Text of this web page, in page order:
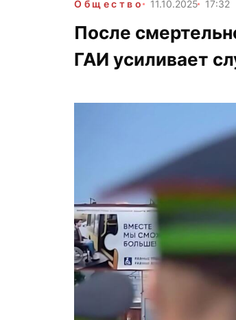
Общество 11.10.2025 17:32
После
ГАИ усиливает